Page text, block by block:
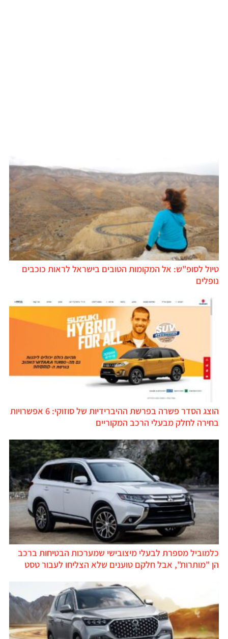
טיול לסופ"ש: אל המקומות הטובים בישראל לראות כוכבים
נופלים
הוצג הסדר פשרה בפרשת ההיברידיות של סוזוקי: 6 אפשרויות
בחירה לחלק מבעלי הרכב המקוריים
כלמוביל מספרת לבעלי מיצובישי שמערכות הבטיחות ברכב
הן "מותרות", אבל חלקם טוענים שלא הצליחו לעבור טסט